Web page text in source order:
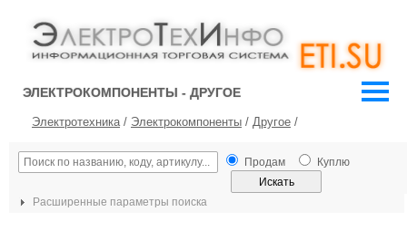
ЭЛЕКТРОКОМПОНЕНТЫ - ДРУГОЕ
Электротехника/ Электрокомпоненты / Другое /
Продам Куплю
Расширенные параметры поиска